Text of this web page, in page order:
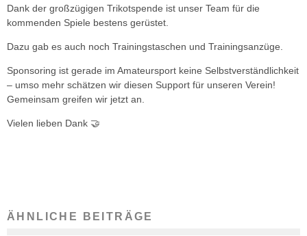
Dank der großzügigen Trikotspende ist unser Team für die
kommenden Spiele bestens gerüstet.
Dazu gab es auch noch Trainingstaschen und Trainingsanzüge.
​Sponsoring ist gerade im Amateursport keine Selbstverständlichkeit
– umso mehr schätzen wir diesen Support für unseren Verein!
Gemeinsam greifen wir jetzt an.
Vielen lieben Dank 🤝
ÄHNLICHE BEITRÄGE